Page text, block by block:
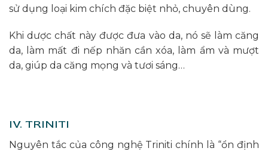
sử dụng loại kim chích đặc biệt nhỏ, chuyên dùng.
Khi dược chất này được đưa vào da, nó sẽ làm căng
da, làm mất đi nếp nhăn cần xóa, làm ẩm và mượt
da, giúp da căng mọng và tươi sáng…
IV. TRINITI
Nguyên tắc của công nghệ Triniti chính là “ổn định